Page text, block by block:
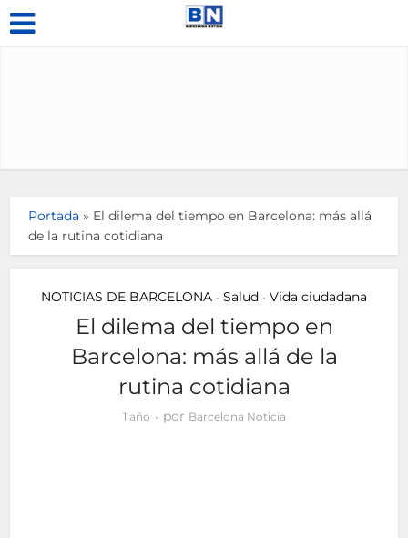
Portada » El dilema del tiempo en Barcelona: más allá
de la rutina cotidiana
NOTICIAS DE BARCELONA • Salud • Vida ciudadana
El dilema del tiempo en
Barcelona: más allá de la
rutina cotidiana
1 año por Barcelona Noticia